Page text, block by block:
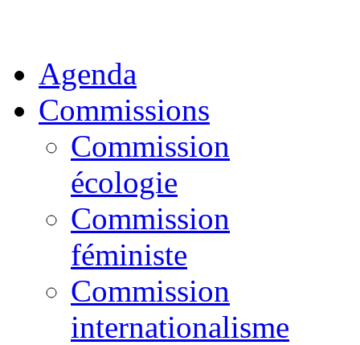
Agenda
Commissions
Commission
écologie
Commission
féministe
Commission
internationalisme